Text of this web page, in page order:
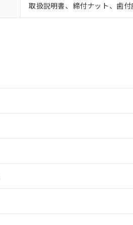
取扱説明書、締付ナット、歯付